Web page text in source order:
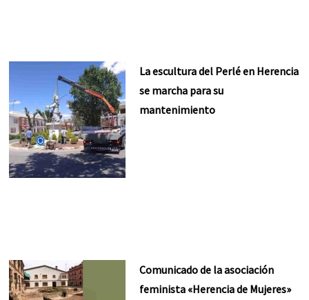
La escultura del Perlé en Herencia
se marcha para su
mantenimiento
Comunicado de la asociación
feminista «Herencia de Mujeres»